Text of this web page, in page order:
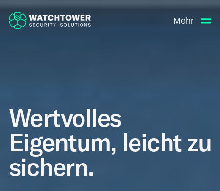
Mehr
Wertvolles
Eigentum, leicht zu
sichern.